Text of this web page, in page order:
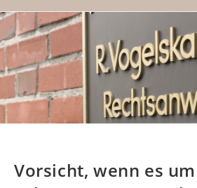
Vorsicht, wenn es um